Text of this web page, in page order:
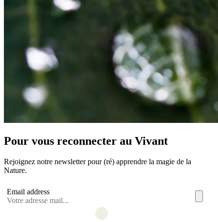
Pour vous reconnecter au Vivant
Rejoignez notre newsletter pour (ré) apprendre la magie de la
Nature.
Email address